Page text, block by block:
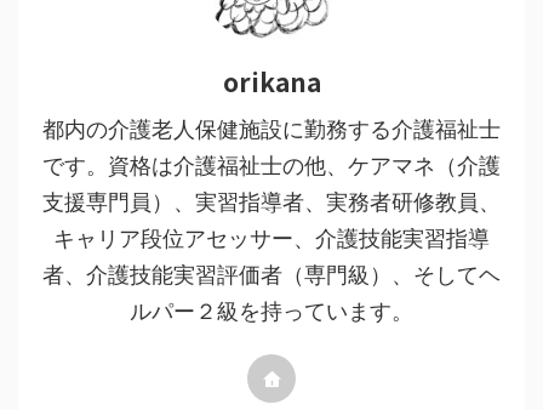
orikana
都内の介護老人保健施設に勤務する介護福祉士
です。資格は介護福祉士の他、ケアマネ（介護
支援専門員）、実習指導者、実務者研修教員、
キャリア段位アセッサー、介護技能実習指導
者、介護技能実習評価者（専門級）、そしてヘ
ルパー２級を持っています。